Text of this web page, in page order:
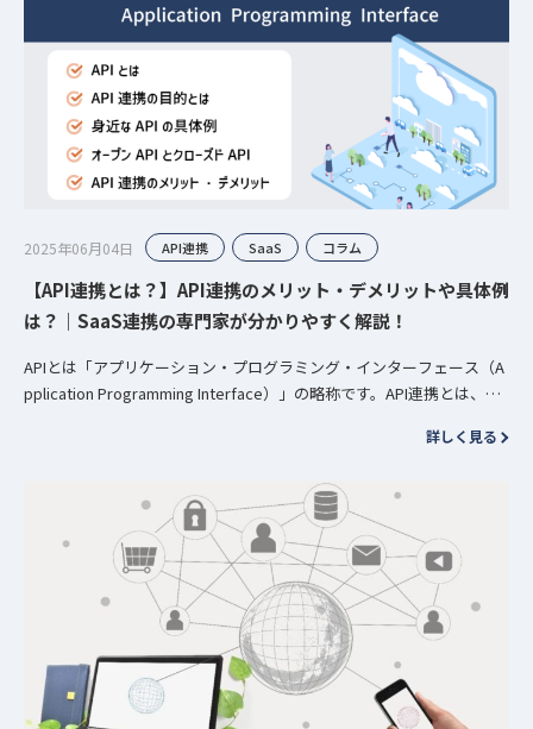
2025年06月04日 API連携 SaaS コラム
【API連携とは？】API連携のメリット・デメリットや具体例
は？｜SaaS連携の専門家が分かりやすく解説！
APIとは「アプリケーション・プログラミング・インターフェース（A
pplication Programming Interface）」の略称です。API連携とは、API
詳しく見る